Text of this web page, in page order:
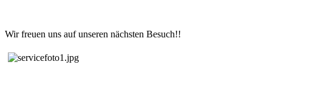
Wir freuen uns auf unseren nächsten Besuch!!